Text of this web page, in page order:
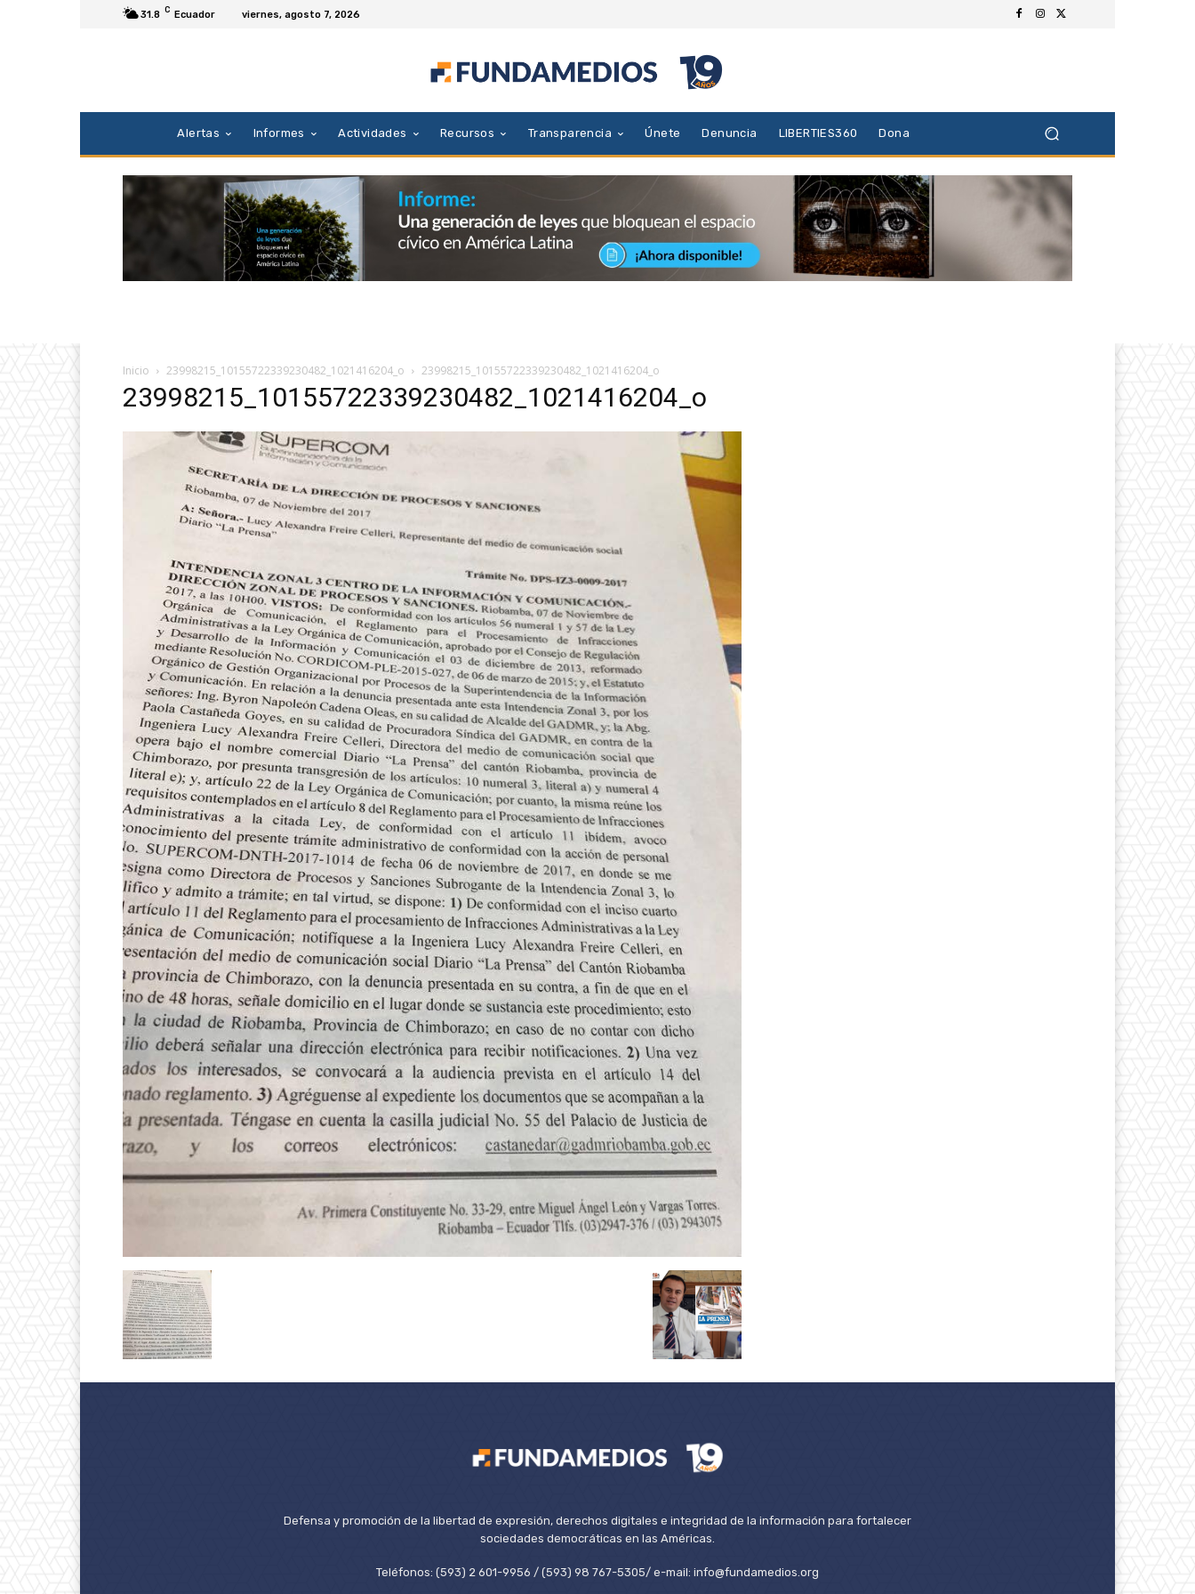
31.8 C Ecuador viernes, agosto 7, 2026
Alertas Informes Actividades Recursos Transparencia Únete Denuncia LIBERTIES360 Dona
Inicio 23998215_10155722339230482_1021416204_o 23998215_10155722339230482_1021416204_o
23998215_10155722339230482_1021416204_o
Defensa y promoción de la libertad de expresión, derechos digitales e integridad de la información para fortalecer
sociedades democráticas en las Américas.
Teléfonos: (593) 2 601-9956 / (593) 98 767-5305/ e-mail: info@fundamedios.org